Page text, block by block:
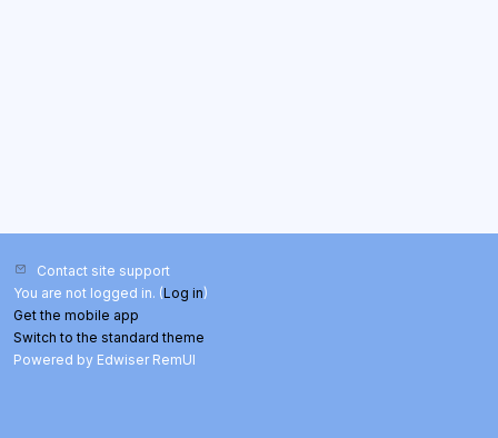
Contact site support
You are not logged in. (Log in)
Get the mobile app
Switch to the standard theme
Powered by Edwiser RemUI